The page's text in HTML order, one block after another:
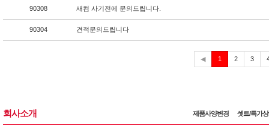
90308 새컴 사기전에 문의드립니다.
90304 견적문의드립니다
◀ 1
재
2 3
회사소개 제품사양변경 셋트/특가